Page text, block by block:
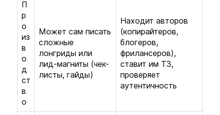
П
р
о
из
в
о
д
ст
в
о
Может сам писать
сложные
лонгриды или
лид-магниты (чек-
листы, гайды)
Находит авторов
(копирайтеров,
блогеров,
фрилансеров),
ставит им ТЗ,
проверяет
аутентичность